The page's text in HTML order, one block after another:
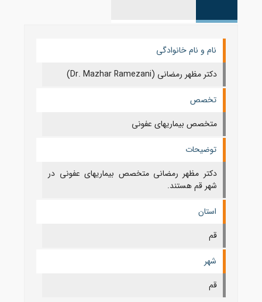
نام و نام خانوادگی
دکتر مظهر رمضانی (Dr. Mazhar Ramezani)
تخصص
متخصص بیماریهای عفونی
توضیحات
دکتر مظهر رمضانی متخصص بیماریهای عفونی در
شهر قم هستند.
استان
قم
شهر
قم